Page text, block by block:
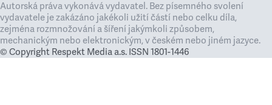
Autorská práva vykonává vydavatel. Bez písemného svolení
vydavatele je zakázáno jakékoli užití částí nebo celku díla,
zejména rozmnožování a šíření jakýmkoli způsobem,
mechanickým nebo elektronickým, v českém nebo jiném jazyce.
© Copyright Respekt Media a.s. ISSN 1801-1446